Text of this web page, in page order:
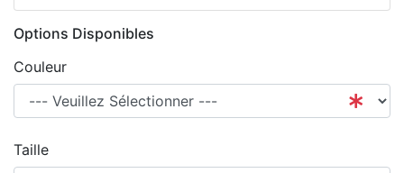
Options Disponibles
Couleur
Taille